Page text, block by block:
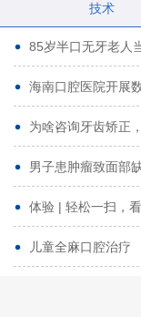
代艳虹
曹香林
姚宗将
林夏羽
路娜
周碧玲
技术
85岁半口无牙老人
海南口腔医院开展
为啥咨询牙齿矫正
男子患肿瘤致面部
体验 | 轻松一扫，
儿童全麻口腔治疗